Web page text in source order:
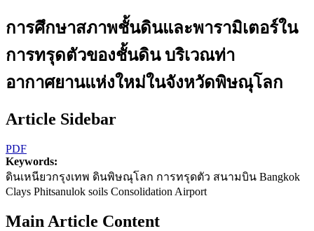
การศึกษาสภาพชั้นดินและพารามิเตอร์ใน
การทรุดตัวของชั้นดิน บริเวณท่า
อากาศยานแห่งใหม่ในจังหวัดพิษณุโลก
Article Sidebar
PDF
Keywords:
ดินเหนียวกรุงเทพ ดินพิษณุโลก การทรุดตัว สนามบิน Bangkok
Clays Phitsanulok soils Consolidation Airport
Main Article Content